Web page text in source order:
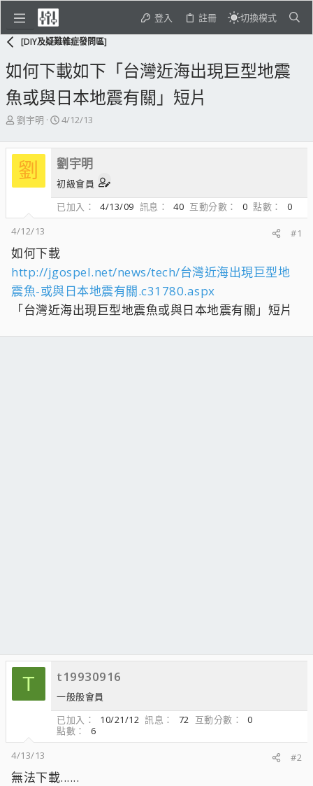
登入 註冊 切換模式
[DIY及疑難雜症發問區]
如何下載如下「台灣近海出現巨型地震
魚或與日本地震有關」短片
主
發
起
人
劉宇明
開
日
期
4/12/13
劉 劉宇明
初級會員
已加入
4/13/09 訊息 40 互動分數 0 點數
0
4/12/13
#1
如何下載
http://jgospel.net/news/tech/台灣近海出現巨型地
震魚-或與日本地震有關.c31780.aspx
「台灣近海出現巨型地震魚或與日本地震有關」短片
T t19930916
一般般會員
已加入
10/21/12 訊息 72 互動分數
0
點數
6
4/13/13
#2
無法下載......